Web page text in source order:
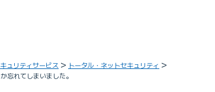
ュリティサービス
トータル・ネットセキュリティ
忘れてしまいました。